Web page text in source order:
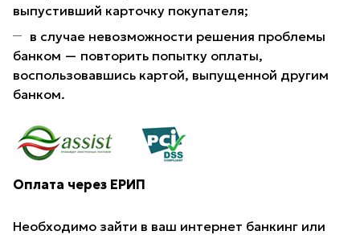
выпустивший карточку покупателя;
в случае невозможности решения проблемы
банком — повторить попытку оплаты,
воспользовавшись картой, выпущенной другим
банком.
Оплата через ЕРИП
Необходимо зайти в ваш интернет банкинг или